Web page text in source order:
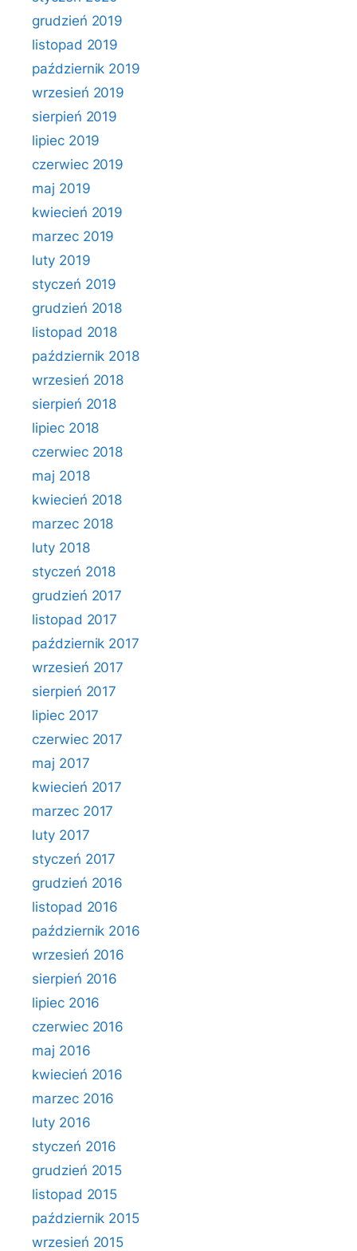
grudzień 2019
listopad 2019
październik 2019
wrzesień 2019
sierpień 2019
lipiec 2019
czerwiec 2019
maj 2019
kwiecień 2019
marzec 2019
luty 2019
styczeń 2019
grudzień 2018
listopad 2018
październik 2018
wrzesień 2018
sierpień 2018
lipiec 2018
czerwiec 2018
maj 2018
kwiecień 2018
marzec 2018
luty 2018
styczeń 2018
grudzień 2017
listopad 2017
październik 2017
wrzesień 2017
sierpień 2017
lipiec 2017
czerwiec 2017
maj 2017
kwiecień 2017
marzec 2017
luty 2017
styczeń 2017
grudzień 2016
listopad 2016
październik 2016
wrzesień 2016
sierpień 2016
lipiec 2016
czerwiec 2016
maj 2016
kwiecień 2016
marzec 2016
luty 2016
styczeń 2016
grudzień 2015
listopad 2015
październik 2015
wrzesień 2015